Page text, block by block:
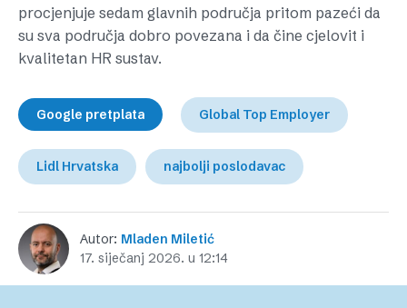
procjenjuje sedam glavnih područja pritom pazeći da
su sva područja dobro povezana i da čine cjelovit i
kvalitetan HR sustav.
Google pretplata Global Top Employer
Lidl Hrvatska najbolji poslodavac
Autor: Mladen Miletić
17. siječanj 2026. u 12:14